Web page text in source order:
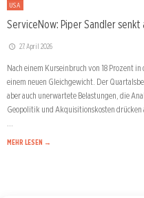
USA
ServiceNow: Piper Sandler senkt
27. April 2026
Nach einem Kurseinbruch von 18 Prozent
einem neuen Gleichgewicht. Der
aber auch unerwartete Belastungen, die
Geopolitik und Akquisitionskosten drücken
…
MEHR LESEN →